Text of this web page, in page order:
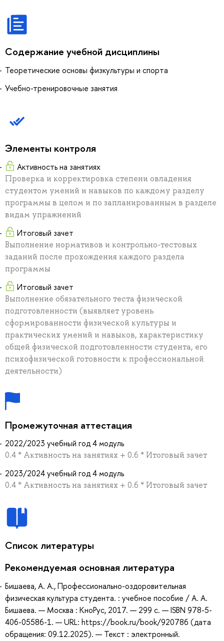
Содержание учебной дисциплины
Теоретические основы физкультуры и спорта
Учебно-тренировочные занятия
Элементы контроля
Активность на занятиях
Проверка и корректировка степени овладения
студентом умений и навыков по каждому разделу
программы в целом и по запланированным в разделе
видам упражнений
Итоговый зачет
Выполнение нормативов и контрольно-тестовых
заданий после прохождения каждого раздела
программы
Итоговый зачет
Выполнение обязательного теста физической
подготовленности (выявляет уровень
сформированности физической культуры и
практических умений и навыков, характеристику
общей физической подготовленности студента, его
психофизической готовности к профессиональной
деятельности)
Промежуточная аттестация
2022/2023 учебный год 4 модуль
0.4 * Активность на занятиях + 0.6 * Итоговый зачет
2023/2024 учебный год 4 модуль
0.4 * Активность на занятиях + 0.6 * Итоговый зачет
Список литературы
Рекомендуемая основная литература
Бишаева, А. А., Профессионально-оздоровительная
физическая культура студента. : учебное пособие / А. А.
Бишаева. — Москва : КноРус, 2017. — 299 с. — ISBN 978-5-
406-05586-1. — URL: https://book.ru/book/920786 (дата
обращения: 09.12.2025). — Текст : электронный.